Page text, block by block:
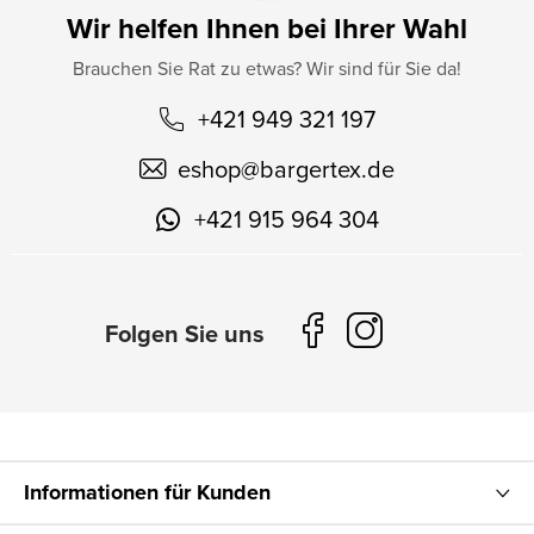
Wir helfen Ihnen bei Ihrer Wahl
Brauchen Sie Rat zu etwas? Wir sind für Sie da!
+421 949 321 197
eshop@bargertex.de
+421 915 964 304
Informationen für Kunden